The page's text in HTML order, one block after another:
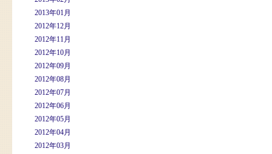
2013年01月
2012年12月
2012年11月
2012年10月
2012年09月
2012年08月
2012年07月
2012年06月
2012年05月
2012年04月
2012年03月